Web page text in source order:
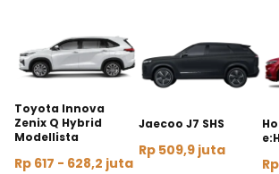
Toyota Innova
Zenix Q Hybrid
Modellista
Rp 617 - 628,2 juta
Jaecoo J7 SHS
Rp 509,9 juta